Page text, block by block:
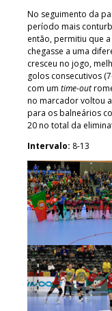
No seguimento da
período mais
então, permitiu que
chegasse a uma
cresceu no jogo,
golos consecutivos
com um time-out
no marcador voltou
para os balneários
20 no total da
Intervalo: 8-13